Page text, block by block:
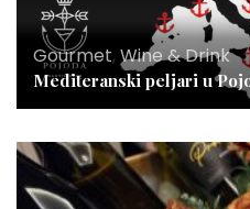
Gourmet, Wine & Drink
Mediteranski peljari u